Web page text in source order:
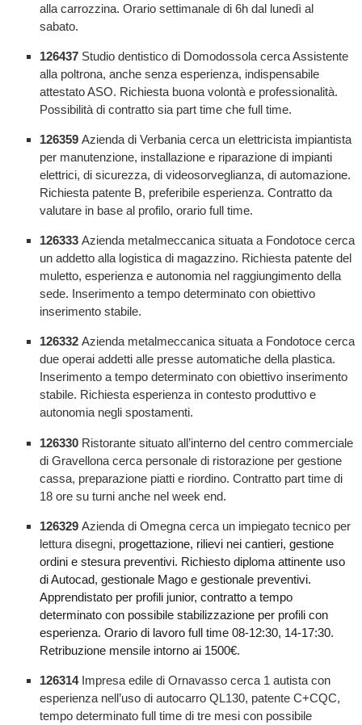
alla carrozzina. Orario settimanale di 6h dal lunedì al
sabato.
126437 Studio dentistico di Domodossola cerca Assistente
alla poltrona, anche senza esperienza, indispensabile
attestato ASO. Richiesta buona volontà e professionalità.
Possibilità di contratto sia part time che full time.
126359 Azienda di Verbania cerca un elettricista impiantista
per manutenzione, installazione e riparazione di impianti
elettrici, di sicurezza, di videosorveglianza, di automazione.
Richiesta patente B, preferibile esperienza. Contratto da
valutare in base al profilo, orario full time.
126333 Azienda metalmeccanica situata a Fondotoce cerca
un addetto alla logistica di magazzino. Richiesta patente del
muletto, esperienza e autonomia nel raggiungimento della
sede. Inserimento a tempo determinato con obiettivo
inserimento stabile.
126332 Azienda metalmeccanica situata a Fondotoce cerca
due operai addetti alle presse automatiche della plastica.
Inserimento a tempo determinato con obiettivo inserimento
stabile. Richiesta esperienza in contesto produttivo e
autonomia negli spostamenti.
126330 Ristorante situato all’interno del centro commerciale
di Gravellona cerca personale di ristorazione per gestione
cassa, preparazione piatti e riordino. Contratto part time di
18 ore su turni anche nel week end.
126329 Azienda di Omegna cerca un impiegato tecnico per
lettura disegni, progettazione, rilievi nei cantieri, gestione
ordini e stesura preventivi. Richiesto diploma attinente uso
di Autocad, gestionale Mago e gestionale preventivi.
Apprendistato per profili junior, contratto a tempo
determinato con possibile stabilizzazione per profili con
esperienza. Orario di lavoro full time 08-12:30, 14-17:30.
Retribuzione mensile intorno ai 1500€.
126314 Impresa edile di Ornavasso cerca 1 autista con
esperienza nell’uso di autocarro QL130, patente C+CQC,
tempo determinato full time di tre mesi con possibile